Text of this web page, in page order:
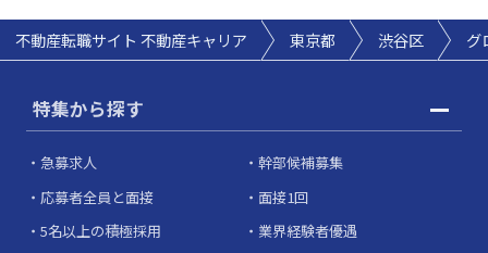
不動産転職サイト 不動産キャリア 東京都 渋谷区 グ
特集から探す
急募求人
幹部候補募集
応募者全員と面接
面接1回
5名以上の積極採用
業界経験者優遇